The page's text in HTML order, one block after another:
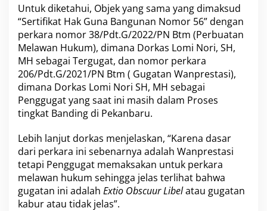
e
r
k
a
r
a
S
e
b
e
m
n
y
M
a
s
Untuk diketahui, Objek yang sama yang dimaksud
“Sertifikat Hak Guna Bangunan Nomor 56” dengan
perkara nomor 38/Pdt.G/2022/PN Btm (Perbuatan
Melawan Hukum), dimana Dorkas Lomi Nori, SH,
MH sebagai Tergugat, dan nomor perkara
206/Pdt.G/2021/PN Btm ( Gugatan Wanprestasi),
dimana Dorkas Lomi Nori SH, MH sebagai
Penggugat yang saat ini masih dalam Proses
tingkat Banding di Pekanbaru.
Lebih lanjut dorkas menjelaskan, “Karena dasar
dari perkara ini sebenarnya adalah Wanprestasi
tetapi Penggugat memaksakan untuk perkara
melawan hukum sehingga jelas terlihat bahwa
gugatan ini adalah Extio Obscuur Libelatau gugatan
kabur atau tidak jelas”.